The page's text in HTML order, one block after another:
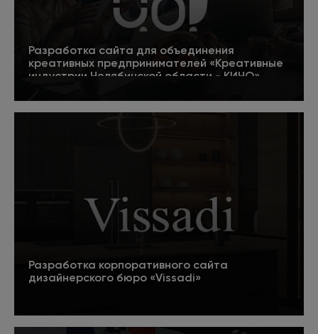
Разработка сайта для объединения
креативных предпринимателей «Креативные
индустрии Челябинской области - КИЧО»
Подробнее 5
Разработка корпоративного сайта
дизайнерского бюро «Vissadi»
Подробнее